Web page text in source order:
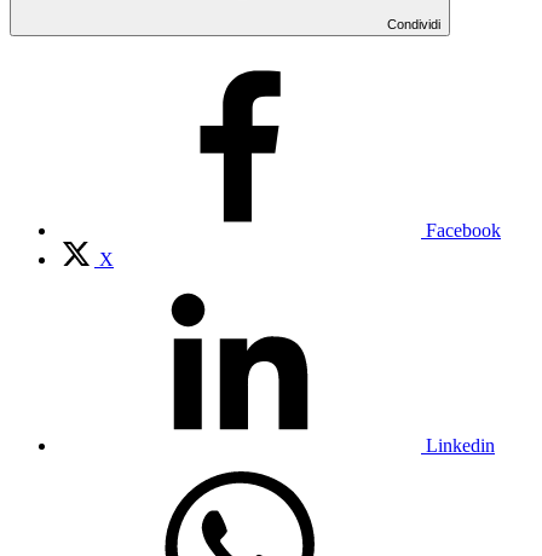
Condividi
Facebook
X
Linkedin